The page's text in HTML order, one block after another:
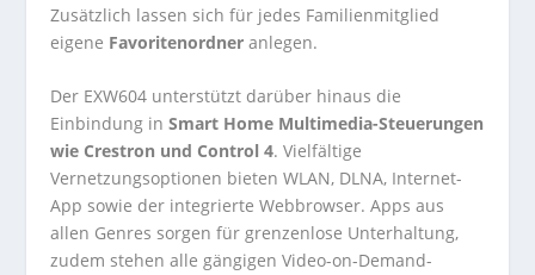
Zusätzlich lassen sich für jedes Familienmitglied
eigene Favoritenordner anlegen.
Der EXW604 unterstützt darüber hinaus die
Einbindung inSmart Home Multimedia-Steuerungen
wie Crestron und Control 4. Vielfältige
Vernetzungsoptionen bieten WLAN, DLNA, Internet-
App sowie der integrierte Webbrowser. Apps aus
allen Genres sorgen für grenzenlose Unterhaltung,
zudem stehen alle gängigen Video-on-Demand-